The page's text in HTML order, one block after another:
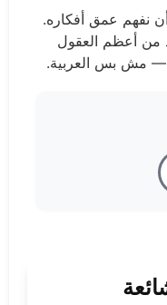
نفهم عمق أفكاره.
من أعظم العقول
— مش بس العربية.